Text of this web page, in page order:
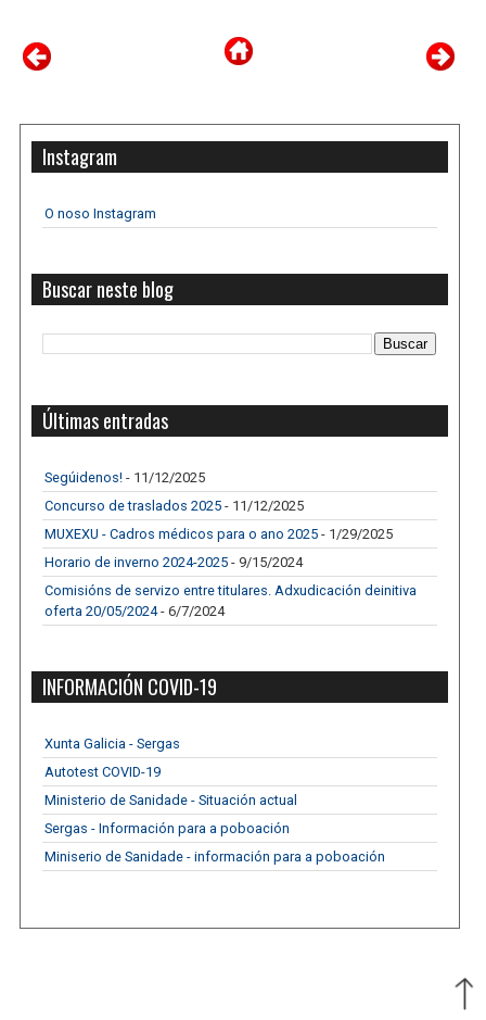
Instagram
O noso Instagram
Buscar neste blog
Últimas entradas
Segúidenos! - 11/12/2025
Concurso de traslados 2025 - 11/12/2025
MUXEXU - Cadros médicos para o ano 2025 - 1/29/2025
Horario de inverno 2024-2025 - 9/15/2024
Comisións de servizo entre titulares. Adxudicación deinitiva
oferta 20/05/2024- 6/7/2024
INFORMACIÓN COVID-19
Xunta Galicia - Sergas
Autotest COVID-19
Ministerio de Sanidade - Situación actual
Sergas - Información para a poboación
Miniserio de Sanidade - información para a poboación